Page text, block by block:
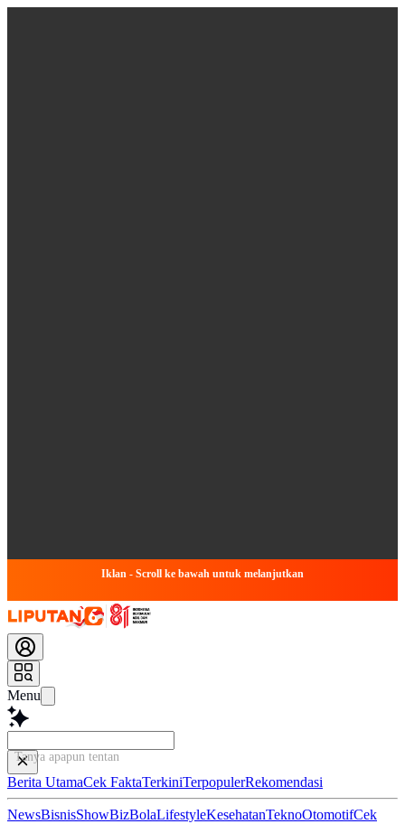
Iklan - Scroll ke bawah untuk melanjutkan
Menu
Tanya apapun tentang ar
Berita UtamaCek FaktaTerkiniTerpopulerRekomendasi
NewsBisnisShowBizBolaLifestyleKesehatanTeknoOtomotifCek